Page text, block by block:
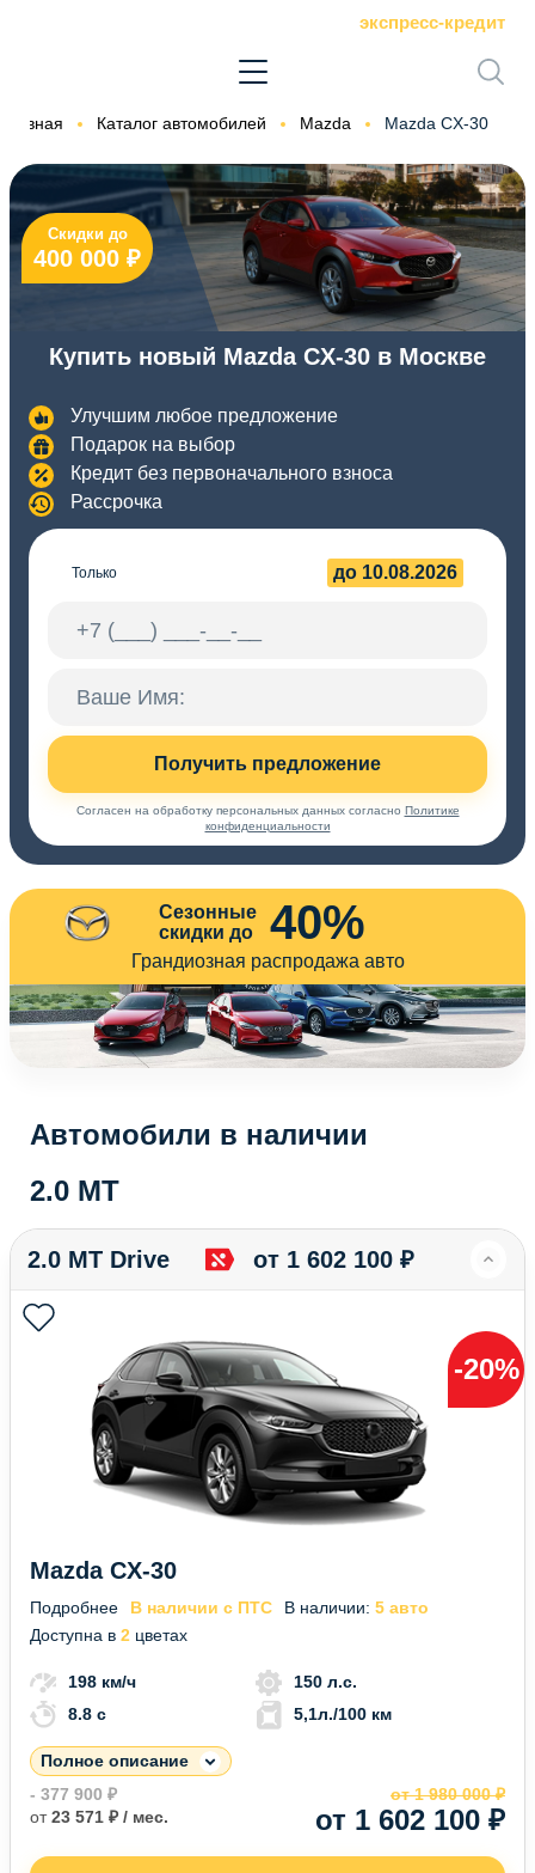
экспресс-кредит
Главная Каталог автомобилей Mazda Mazda CX-30
Купить новый Mazda CX-30 в Москве
Улучшим любое предложение
Подарок на выбор
Кредит без первоначального взноса
Рассрочка
Скидки до
400 000 ₽
Только до 10.08.2026
Получить предложение
Согласен на обработку персональных данных согласно Политике
конфиденциальности
Сезонные
скидки до
40%
Грандиозная распродажа авто
Автомобили в наличии
2.0 MT
2.0 MT Drive от 1 602 100 ₽
-20%
Mazda CX-30
Подробнее В наличии с ПТС В наличии: 5 авто
Доступна в 2 цветах
198 км/ч
150 л.с.
8.8 c
5,1л./100 км
Полное описание
- 377 900 ₽
от23 571 ₽ / мес. от 1 602 100 ₽
от 1 980 000 ₽